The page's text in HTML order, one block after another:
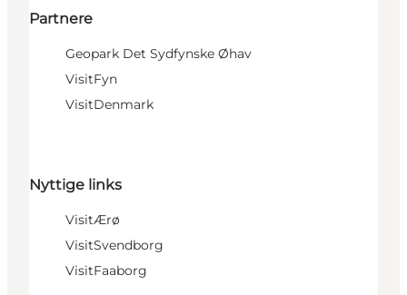
Partnere
Geopark Det Sydfynske Øhav
VisitFyn
VisitDenmark
Nyttige links
VisitÆrø
VisitSvendborg
VisitFaaborg